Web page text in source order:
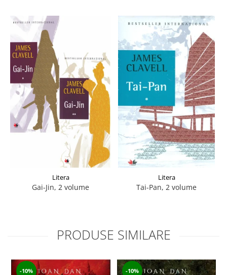
Litera
Gai-Jin, 2 volume
Litera
Tai-Pan, 2 volume
PRODUSE SIMILARE
-10% -10%